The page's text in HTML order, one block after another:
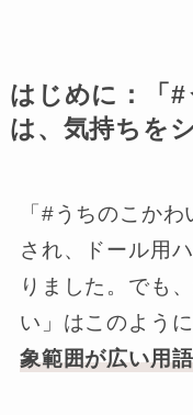
はじめに：「
は、気持ちを
「#うちのこか
され、ドール用
りました。でも
い」はこのよう
象範囲が広い用語